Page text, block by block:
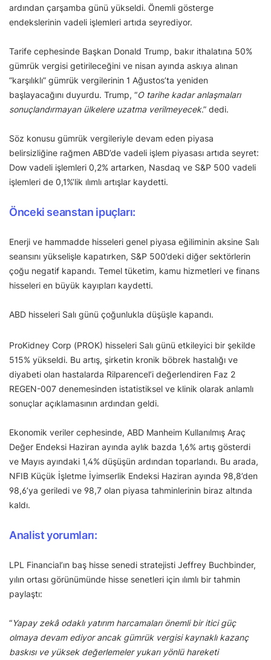
ardından çarşamba günü yükseldi. Önemli gösterge
endekslerinin vadeli işlemleri artıda seyrediyor.
Tarife cephesinde Başkan Donald Trump, bakır ithalatına 50%
gümrük vergisi getirileceğini ve nisan ayında askıya alınan
“karşılıklı” gümrük vergilerinin 1 Ağustos’ta yeniden
başlayacağını duyurdu. Trump, “O tarihe kadar anlaşmaları
sonuçlandırmayan ülkelere uzatma verilmeyecek.” dedi.
Söz konusu gümrük vergileriyle devam eden piyasa
belirsizliğine rağmen ABD’de vadeli işlem piyasası artıda seyret:
Dow vadeli işlemleri 0,2% artarken, Nasdaq ve S&P 500 vadeli
işlemleri de 0,1%’lik ılımlı artışlar kaydetti.
Önceki seanstan ipuçları:
Enerji ve hammadde hisseleri genel piyasa eğiliminin aksine Salı
seansını yükselişle kapatırken, S&P 500’deki diğer sektörlerin
çoğu negatif kapandı. Temel tüketim, kamu hizmetleri ve finans
hisseleri en büyük kayıpları kaydetti.
ABD hisseleri Salı günü çoğunlukla düşüşle kapandı.
ProKidney Corp (PROK) hisseleri Salı günü etkileyici bir şekilde
515% yükseldi. Bu artış, şirketin kronik böbrek hastalığı ve
diyabeti olan hastalarda Rilparencel’i değerlendiren Faz 2
REGEN-007 denemesinden istatistiksel ve klinik olarak anlamlı
sonuçlar açıklamasının ardından geldi.
Ekonomik veriler cephesinde, ABD Manheim Kullanılmış Araç
Değer Endeksi Haziran ayında aylık bazda 1,6% artış gösterdi
ve Mayıs ayındaki 1,4% düşüşün ardından toparlandı. Bu arada,
NFIB Küçük İşletme İyimserlik Endeksi Haziran ayında 98,8’den
98,6’ya geriledi ve 98,7 olan piyasa tahminlerinin biraz altında
kaldı.
Analist yorumları:
LPL Financial’ın baş hisse senedi stratejisti Jeffrey Buchbinder,
yılın ortası görünümünde hisse senetleri için ılımlı bir tahmin
paylaştı:
“Yapay zekâ odaklı yatırım harcamaları önemli bir itici güç
olmaya devam ediyor ancak gümrük vergisi kaynaklı kazanç
baskısı ve yüksek değerlemeler yukarı yönlü hareketi